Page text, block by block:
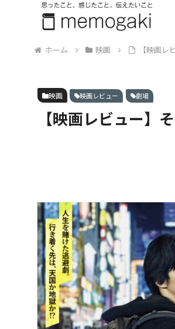
ホーム 映画 【映画
映画 映画レビュー 劇場
【映画レビュー】